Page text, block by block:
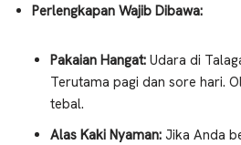
Perlengkapan Wajib Dibawa:
Pakaian Hangat: Udara di
Terutama pagi dan sore hari.
tebal.
Alas Kaki Nyaman: Jika Anda